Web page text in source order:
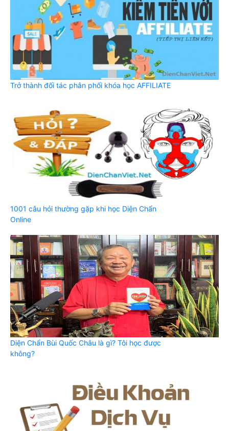
Trở thành đối tác phân phối khóa học AFFILIATE
1001 câu hỏi thường gặp khi học Diện Chẩn
Online
Diện Chẩn Bùi Quốc Châu là gì? Tôi học được
không?